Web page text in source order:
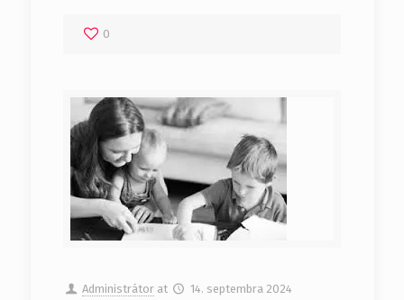
0
Administrátor at 14. septembra 2024